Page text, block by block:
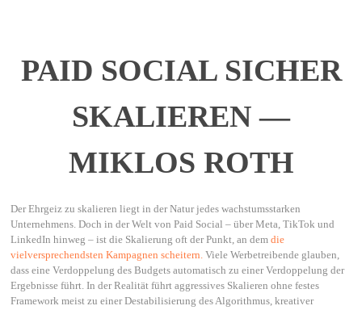
PAID SOCIAL SICHER
SKALIEREN —
MIKLOS ROTH
Der Ehrgeiz zu skalieren liegt in der Natur jedes wachstumsstarken
Unternehmens. Doch in der Welt von Paid Social – über Meta, TikTok und
LinkedIn hinweg – ist die Skalierung oft der Punkt, an dem die
vielversprechendsten Kampagnen scheitern. Viele Werbetreibende glauben,
dass eine Verdoppelung des Budgets automatisch zu einer Verdoppelung der
Ergebnisse führt. In der Realität führt aggressives Skalieren ohne festes
Framework meist zu einer Destabilisierung des Algorithmus, kreativer